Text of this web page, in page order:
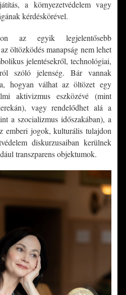
a környezetvédelem vagy
kérdéskörével.
az egyik legjelentősebb
öltözködés manapság nem lehet
jelentésekről, technológiai,
szóló jelenség. Bár vannak
hogyan válhat az öltözet egy
aktivizmus eszközévé (mint
vagy rendelődhet alá a
a szocializmus időszakában), a
emberi jogok, kulturális tulajdon
diskurzusaiban kerülnek
transzparens objektumok.